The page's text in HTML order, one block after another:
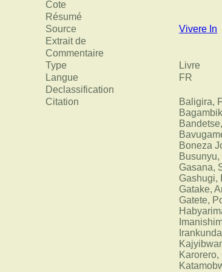
Cote
Résumé
Source
Vivere In
Extrait de
Commentaire
Type
Livre
Langue
FR
Declassification
Citation
Baligira,
Boneza
Gasana,
Gashugi,
Gatake,
Gatete,